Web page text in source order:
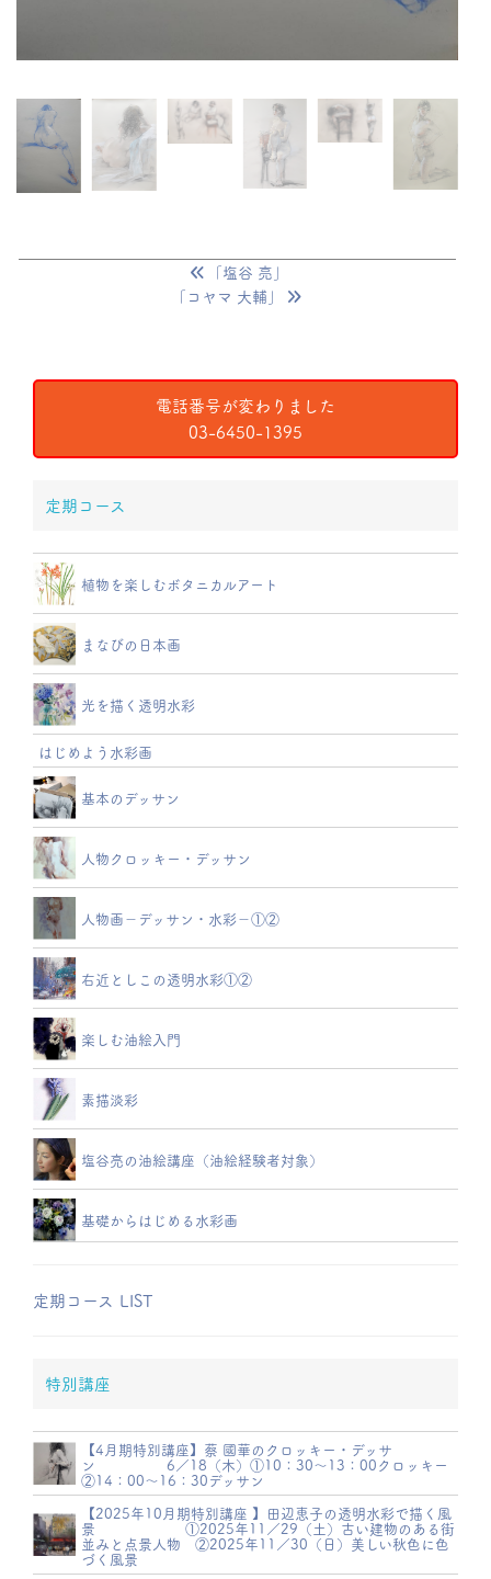
「塩谷 亮」
「コヤマ 大輔」
電話番号が変わりました
03-6450-1395
定期コース
植物を楽しむボタニカルアート
まなびの日本画
光を描く透明水彩
はじめよう水彩画
基本のデッサン
人物クロッキー・デッサン
人物画－デッサン・水彩－①②
右近としこの透明水彩①②
楽しむ油絵入門
素描淡彩
塩谷亮の油絵講座（油絵経験者対象）
基礎からはじめる水彩画
定期コース LIST
特別講座
【4月期特別講座】蔡 國華のクロッキー・デッサ
ン 6／18（木）①10：30～13：00クロッキー
②14：00～16：30デッサン
【2025年10月期特別講座 】田辺恵子の透明水彩で描く風
景 ①2025年11／29（土）古い建物のある街
並みと点景人物 ②2025年11／30（日）美しい秋色に色
づく風景